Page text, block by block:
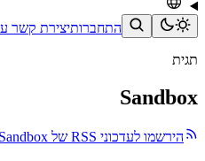
התחברותיצירת קשר
תגית
Sandbox
הירשמו לעדכוני RSS של Sandbox